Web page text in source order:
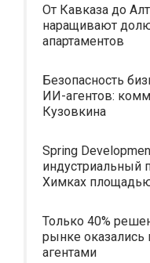
От Кавказа до
наращивают
апартаментов
Безопасность
ИИ-агентов:
Кузовкина
Spring
индустриальный
Химках
Только 40%
рынке
агентами